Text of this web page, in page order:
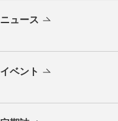
ニュース
イベント